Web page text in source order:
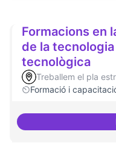
Formacions en
de la
tecnològica
Treballem el pla
Formació i